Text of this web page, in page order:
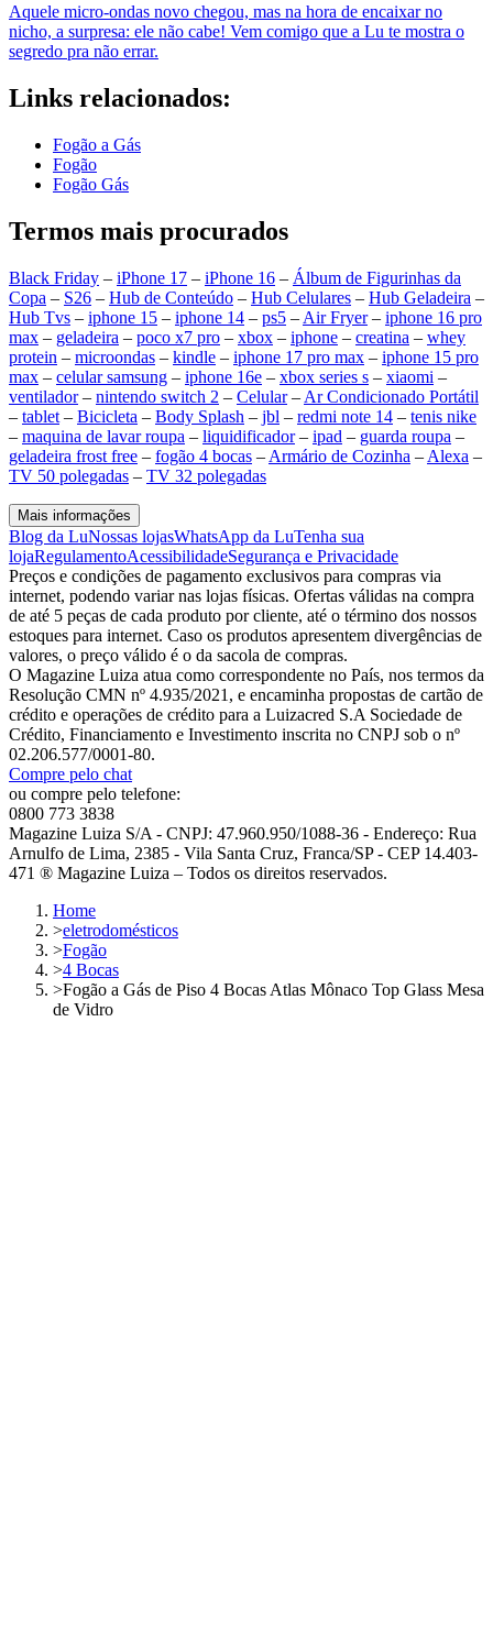
Aquele micro-ondas novo chegou, mas na hora de encaixar no
nicho, a surpresa: ele não cabe! Vem comigo que a Lu te mostra o
segredo pra não errar.
Links relacionados:
Fogão a Gás
Fogão
Fogão Gás
Termos mais procurados
Black Friday – iPhone 17 – iPhone 16 – Álbum de Figurinhas da
Copa – S26 – Hub de Conteúdo – Hub Celulares – Hub Geladeira –
Hub Tvs – iphone 15 – iphone 14 – ps5 – Air Fryer– iphone 16 pro
max – geladeira – poco x7 pro – xbox – iphone – creatina – whey
protein – microondas – kindle – iphone 17 pro max – iphone 15 pro
max – celular samsung – iphone 16e – xbox series s – xiaomi –
ventilador– nintendo switch 2 – Celular– Ar Condicionado Portátil
– tablet – Bicicleta – Body Splash – jbl – redmi note 14 – tenis nike
– maquina de lavar roupa – liquidificador– ipad – guarda roupa –
geladeira frost free – fogão 4 bocas – Armário de Cozinha – Alexa –
TV 50 polegadas – TV 32 polegadas
Mais informações
Blog da LuNossas lojasWhatsApp da LuTenha sua
lojaRegulamentoAcessibilidadeSegurança e Privacidade
Preços e condições de pagamento exclusivos para compras via
internet, podendo variar nas lojas físicas. Ofertas válidas na compra
de até 5 peças de cada produto por cliente, até o término dos nossos
estoques para internet. Caso os produtos apresentem divergências de
valores, o preço válido é o da sacola de compras.
O Magazine Luiza atua como correspondente no País, nos termos da
Resolução CMN nº 4.935/2021, e encaminha propostas de cartão de
crédito e operações de crédito para a Luizacred S.A Sociedade de
Crédito, Financiamento e Investimento inscrita no CNPJ sob o nº
02.206.577/0001-80.
Compre pelo chat
ou compre pelo telefone:
0800 773 3838
Magazine Luiza S/A - CNPJ: 47.960.950/1088-36 - Endereço: Rua
Arnulfo de Lima, 2385 - Vila Santa Cruz, Franca/SP - CEP 14.403-
471 ® Magazine Luiza – Todos os direitos reservados.
Home
>eletrodomésticos
>Fogão
>4 Bocas
>Fogão a Gás de Piso 4 Bocas Atlas Mônaco Top Glass Mesa
de Vidro